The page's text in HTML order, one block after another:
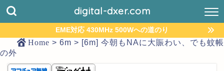
digital-dxer.com
EME対応 430MHz 500Wへの道のり
Home > 6m > [6m] 今朝もNAに大賑わい、でも蚊帳
の外